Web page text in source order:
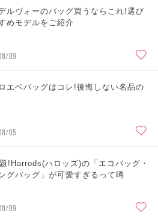
ルヴォーのバッグ買うならこれ!選び
めモデルをご紹介
09
エベバッグはコレ!後悔しない名品の
05
!Harrods(ハロッズ)の「エコバッグ・
グバッグ」が可愛すぎるって噂
09